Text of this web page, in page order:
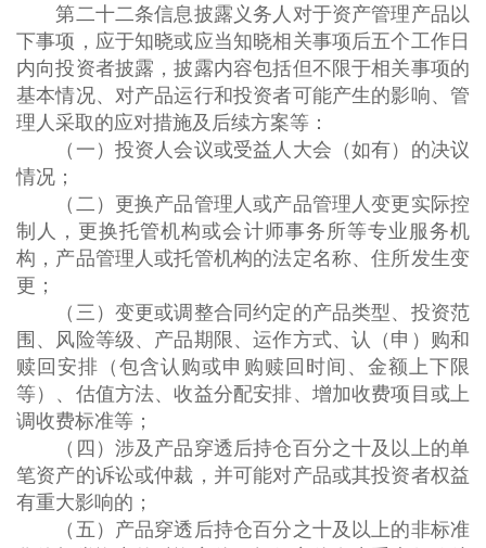
第二十二条信息披露义务人对于资产管理产品以
下事项，应于知晓或应当知晓相关事项后五个工作日
内向投资者披露，披露内容包括但不限于相关事项的
基本情况、对产品运行和投资者可能产生的影响、管
理人采取的应对措施及后续方案等：
（一）投资人会议或受益人大会（如有）的决议
情况；
（二）更换产品管理人或产品管理人变更实际控
制人，更换托管机构或会计师事务所等专业服务机
构，产品管理人或托管机构的法定名称、住所发生变
更；
（三）变更或调整合同约定的产品类型、投资范
围、风险等级、产品期限、运作方式、认（申）购和
赎回安排（包含认购或申购赎回时间、金额上下限
等）、估值方法、收益分配安排、增加收费项目或上
调收费标准等；
（四）涉及产品穿透后持仓百分之十及以上的单
笔资产的诉讼或仲裁，并可能对产品或其投资者权益
有重大影响的；
（五）产品穿透后持仓百分之十及以上的非标准